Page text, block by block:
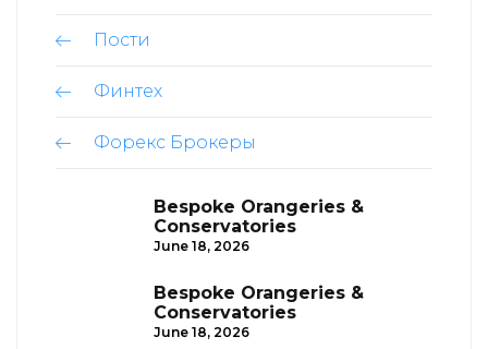
Пости
Финтех
Форекс Брокеры
Bespoke Orangeries &
Conservatories
June 18, 2026
Bespoke Orangeries &
Conservatories
June 18, 2026